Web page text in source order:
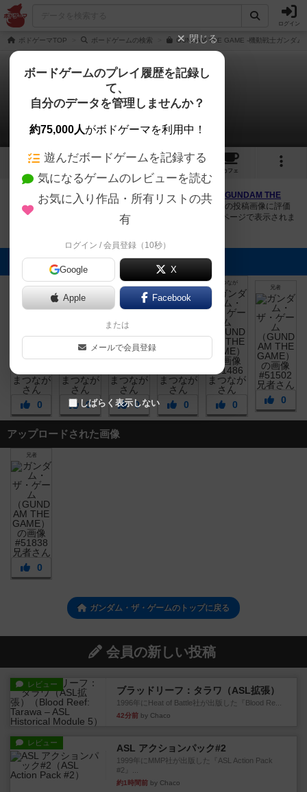
ログイン
ボドゲーマTOP ボードゲームの検索 GUNDAM THE GAME -機動戦士ガンダ
ガンダム・ザ・ゲーム
7件の画像
7 5
カフェ
ボドゲーマにログインすると、 「ガンダム・ザ・ゲーム（GUNDAM THE
GAME）」の画像をアップロード出来たり、他のユーザーの投稿画像に評価
を付けることができます。また、トップ6の画像は様々なページで表示されま
トップに表示される画像
まつなが
0
まつなが
0
まつなが
0
まつなが
0
まつなが
0
兄者
0
アップロードされた画像
兄者
0
ガンダム・ザ・ゲームのトップに戻る
会員の新しい投稿
レビュー
ブラッドリーフ：タラワ（ASL拡張）
1996年にHeat of Battle社が出版した『Blood Re...
42分前 by Chaco
レビュー ASL アクションパック#2
1999年にMMP社が出版した『ASL Action Pack
#2』...
約1時間前 by Chaco
閉じる
ボードゲームのプレイ履歴を記録し
て、
自分のデータを管理しませんか？
約75,000人がボドゲーマを利用中！
遊んだボードゲームを記録する
気になるゲームのレビューを読む
お気に入り作品・所有リストの共
有
ログイン / 会員登録（10秒）
Google X
Apple Facebook
または
メールで会員登録
しばらく表示しない